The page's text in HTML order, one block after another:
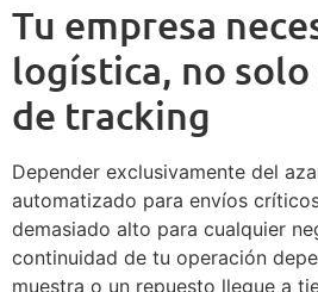
Tu empresa
logística, no
de tracking
Depender exclusivamente del
automatizado para envíos
demasiado alto para cualquier
continuidad de tu operación
muestra o un repuesto llegue a